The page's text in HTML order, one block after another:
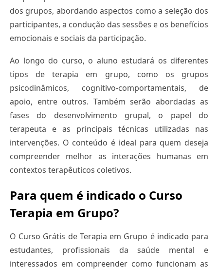
dos grupos, abordando aspectos como a seleção dos
participantes, a condução das sessões e os benefícios
emocionais e sociais da participação.
Ao longo do curso, o aluno estudará os diferentes
tipos de terapia em grupo, como os grupos
psicodinâmicos, cognitivo-comportamentais, de
apoio, entre outros. Também serão abordadas as
fases do desenvolvimento grupal, o papel do
terapeuta e as principais técnicas utilizadas nas
intervenções. O conteúdo é ideal para quem deseja
compreender melhor as interações humanas em
contextos terapêuticos coletivos.
Para quem é indicado o Curso
Terapia em Grupo?
O Curso Grátis de Terapia em Grupo é indicado para
estudantes, profissionais da saúde mental e
interessados em compreender como funcionam as